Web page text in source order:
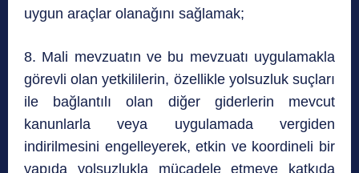
uygun araçlar olanağını sağlamak;
8. Mali mevzuatın ve bu mevzuatı uygulamakla
görevli olan yetkililerin, özellikle yolsuzluk suçları
ile bağlantılı olan diğer giderlerin mevcut
kanunlarla veya uygulamada vergiden
indirilmesini engelleyerek, etkin ve koordineli bir
yapıda yolsuzlukla mücadele etmeye katkıda